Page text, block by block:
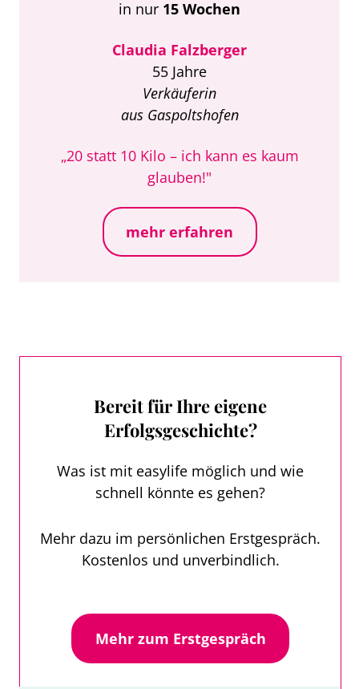
in nur 15 Wochen
Claudia Falzberger
55 Jahre
Verkäuferin
aus Gaspoltshofen
„20 statt 10 Kilo – ich kann es kaum
glauben!"
mehr erfahren
Bereit für Ihre eigene
Erfolgsgeschichte?
Was ist mit easylife möglich und wie
schnell könnte es gehen?
Mehr dazu im persönlichen Erstgespräch.
Kostenlos und unverbindlich.
Mehr zum Erstgespräch